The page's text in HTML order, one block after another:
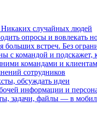
случайных людей
опросы и вовлекать
больших встреч. Без
с командой и подскажет,
командами и
сотрудников
обсуждать идеи
информации и
задачи, файлы — в